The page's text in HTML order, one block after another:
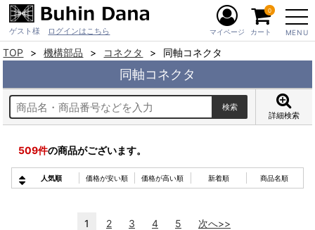
ゲスト様 ログインはこちら MENU
マイページ カート
0
TOP 機構部品 コネクタ 同軸コネクタ
同軸コネクタ
詳細検索
509件の商品がございます。
人気順 価格が安い順 価格が高い順 新着順 商品名順
1 2 3 4 5 次へ>>